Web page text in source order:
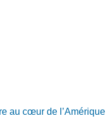
au cœur de l’Amérique